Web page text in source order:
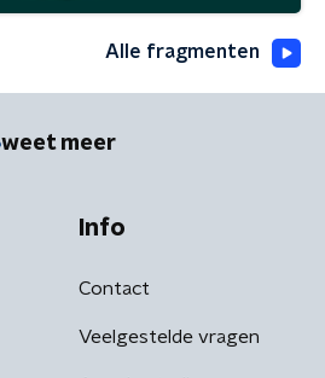
Alle fragmenten
weet meer
Info
Contact
Veelgestelde vragen